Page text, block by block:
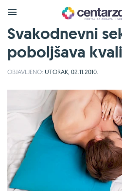
Svakodnevni
poboljšava
OBJAVLJENO: UTORAK, 02.11.2010.